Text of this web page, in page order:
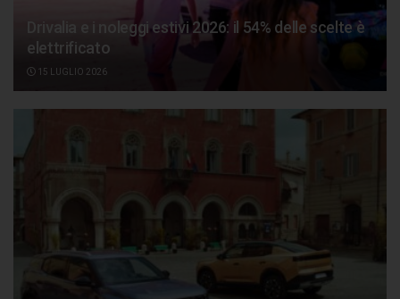
Drivalia e i noleggi estivi 2026: il 54% delle scelte è
elettrificato
15 LUGLIO 2026